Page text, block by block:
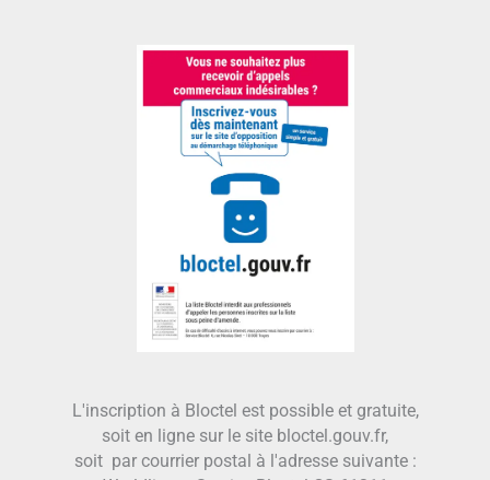
L'inscription à Bloctel est possible et gratuite,
soit en ligne sur le site bloctel.gouv.fr,
soit par courrier postal à l'adresse suivante :